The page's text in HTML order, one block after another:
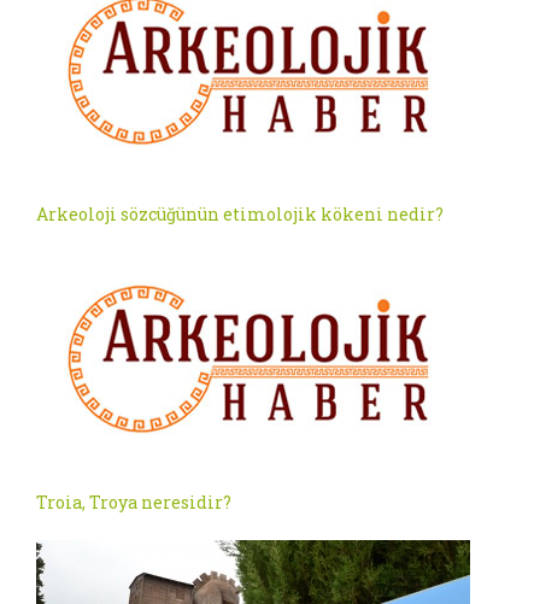
Arkeoloji sözcüğünün etimolojik kökeni nedir?
Troia, Troya neresidir?